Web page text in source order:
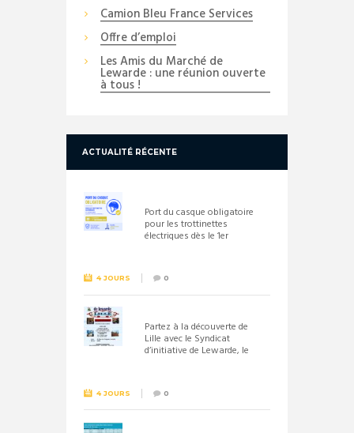
Camion Bleu France Services
Offre d’emploi
Les Amis du Marché de
Lewarde : une réunion ouverte
à tous !
ACTUALITÉ RÉCENTE
Port du casque obligatoire
pour les trottinettes
électriques dès le 1er
4 JOURS 0
Partez à la découverte de
Lille avec le Syndicat
d’initiative de Lewarde, le
4 JOURS 0